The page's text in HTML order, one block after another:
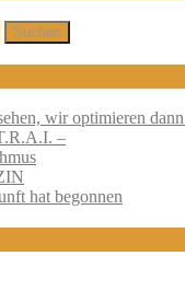
Suchen
wir optimieren
–
hat begonnen